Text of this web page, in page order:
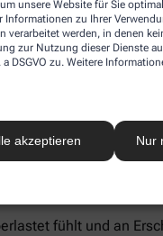
unsere Website für Sie
Informationen zu Ihrer
verarbeitet werden, in denen
zur Nutzung dieser Dienste
DSGVO zu. Weitere
akzeptieren Nur
einfach digital
Burnout
fühlt und an